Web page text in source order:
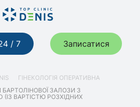
/ 7 Записатися
ГІНЕКОЛОГІЯ ОПЕРАТИВНА
БАРТОЛІНОВОЇ ЗАЛОЗИ З
(ІЗ ВАРТІСТЮ РОЗХІДНИХ